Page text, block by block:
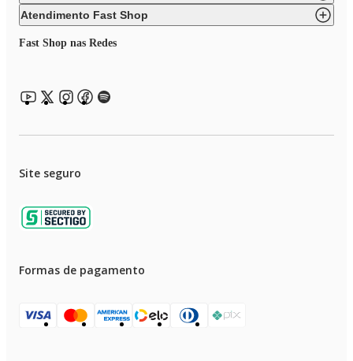
Atendimento Fast Shop
Fast Shop nas Redes
Site seguro
Formas de pagamento